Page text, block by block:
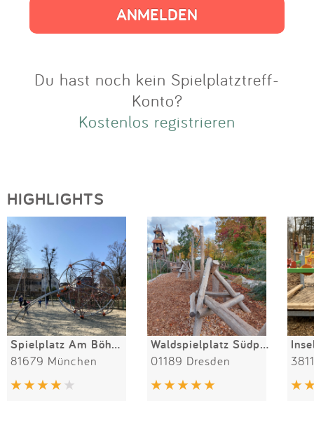
Du hast noch kein Spielplatztreff-
Konto?
Kostenlos registrieren
HIGHLIGHTS
Spielplatz Am Böhmerwaldplatz
81679 München
Waldspielplatz Südpark
01189 Dresden